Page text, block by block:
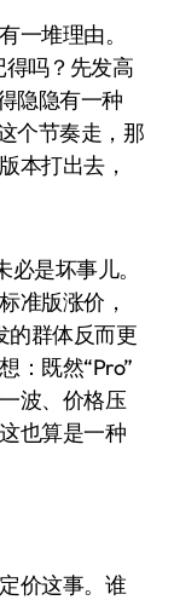
一堆理由。
得吗？先发高
隐隐有一种
个节奏走，那
本打出去，
是坏事儿。
准版涨价，
的群体反而更
：既然“Pro”
波、价格压
也算是一种
价这事。谁